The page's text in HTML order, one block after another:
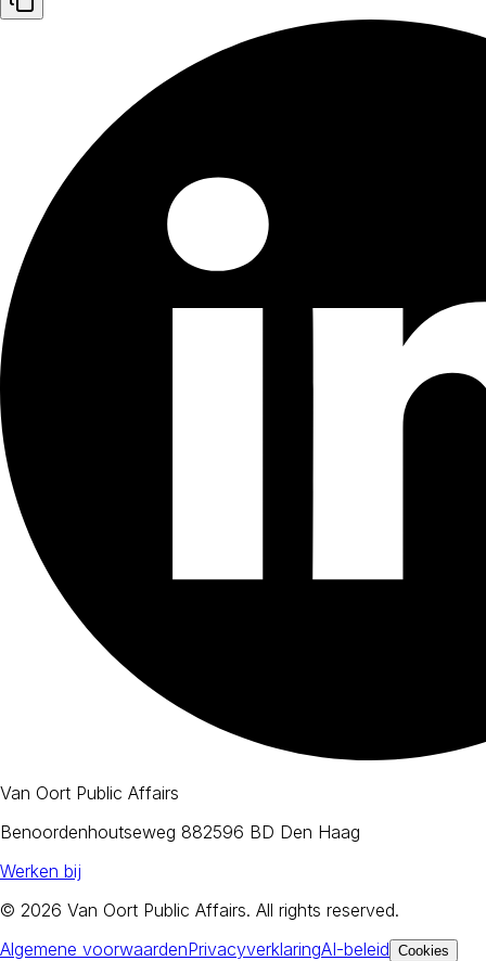
Van Oort Public Affairs
Benoordenhoutseweg 882596 BD Den Haag
Werken bij
© 2026 Van Oort Public Affairs. All rights reserved.
Algemene voorwaardenPrivacyverklaringAI-beleid Cookies